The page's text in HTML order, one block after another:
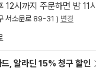
12시까지 주문하면 밤 11시
서소문로 89-31 ) 변경
, 알라딘 15% 청구 할인